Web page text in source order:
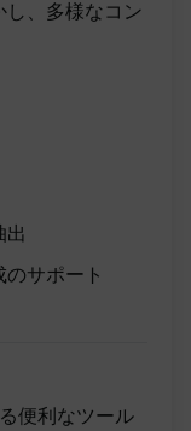
、多様なコン
出
サポート
便利なツール